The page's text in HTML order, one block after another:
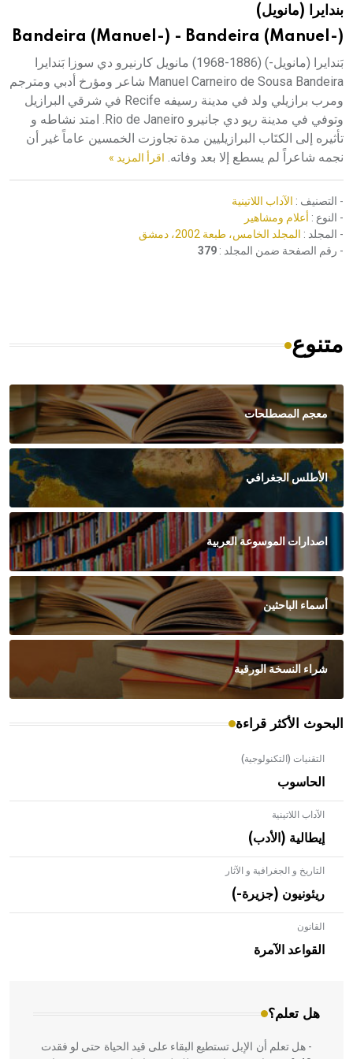
هيئة الموسوعة العربية تطلق موسوعات جديدة في عام 2026بندايرا (مانويل)
Bandeira (Manuel-) - Bandeira (Manuel-)
بَندايرا (مانويل-) (1886-1968) مانويل كارنيرو دي سوزا بَندايرا
Manuel Carneiro de Sousa Bandeira شاعر ومؤرخ أدبي ومترجم
ومرب برازيلي ولد في مدينة رسيفه Recife في شرقي البرازيل
وتوفي في مدينة ريو دي جانيرو Rio de Janeiro. امتد نشاطه و
تأثيره إلى الكتَاب البرازيليين مدة تجاوزت الخمسين عاماً غير أن
نجمه شاعراً لم يسطع إلا بعد وفاته. اقرأ المزيد »
- التصنيف : الآداب اللاتينية
- النوع : أعلام ومشاهير
- المجلد : المجلد الخامس، طبعة 2002، دمشق
- رقم الصفحة ضمن المجلد : 379
متنوع
معجم المصطلحات
الأطلس الجغرافي
اصدارات الموسوعة العربية
أسماء الباحثين
شراء النسخة الورقية
البحوث الأكثر قراءة
التقنيات (التكنولوجية)
الحاسوب
الآداب اللاتينية
إيطالية (الأدب)
التاريخ و الجغرافية و الآثار
ريئونيون (جزيرة-)
القانون
القواعد الآمرة
هل تعلم؟
- هل تعلم أن الأبلق نوع من الفنون الهندسية التي ارتبطت
بالعمارة الإسلامية في بلاد الشام ومصر خاصة، حيث يحرص
المعمار على بناء مداميكه وخاصة في الواجهات
- هل تعلم أن الإبل تستطيع البقاء على قيد الحياة حتى لو فقدت